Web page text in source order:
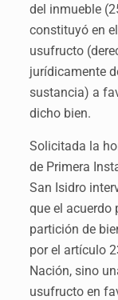
del inmueble
constituyó en
usufructo
jurídicamente
sustancia) a
dicho bien.
Solicitada la
de Primera
San Isidro
que el acuerdo
partición de
por el artículo
Nación, sino
usufructo en